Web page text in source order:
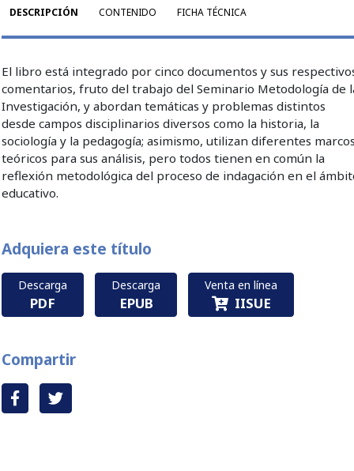
DESCRIPCIÓN CONTENIDO FICHA TÉCNICA
El libro está integrado por cinco documentos y sus
comentarios, fruto del trabajo del Seminario Metodología de
Investigación, y abordan temáticas y problemas distintos
desde campos disciplinarios diversos como la historia, la
sociología y la pedagogía; asimismo, utilizan diferentes
teóricos para sus análisis, pero todos tienen en común la
reflexión metodológica del proceso de indagación en el
educativo.
Adquiera este título
Descarga
PDF
Descarga
EPUB
Venta en línea
IISUE
Compartir